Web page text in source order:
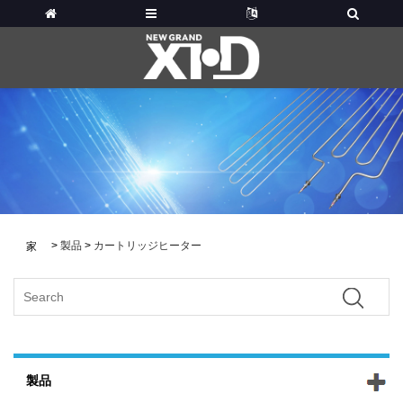
家 > 製品 > カートリッジヒーター
製品